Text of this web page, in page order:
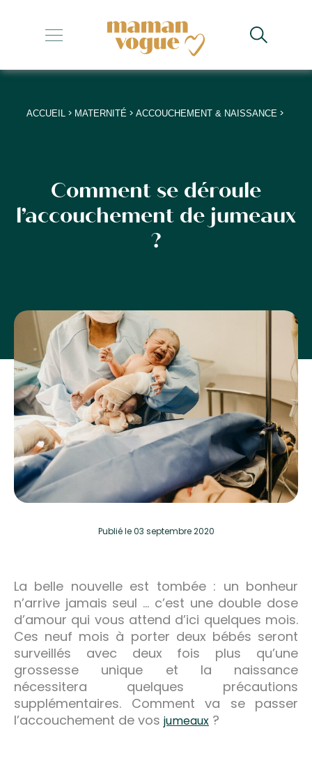
+
+
+
+
ACCUEIL> MATERNITÉ> ACCOUCHEMENT & NAISSANCE>
Comment se déroule
l’accouchement de jumeaux
?
Publiéle 03 septembre 2020
La belle nouvelle est tombée : un bonheur
n’arrive jamais seul … c’est une double dose
d’amour qui vous attend d’ici quelques mois.
Ces neuf mois à porter deux bébés seront
surveillés avec deux fois plus qu’une
grossesse unique et la naissance
nécessitera quelques précautions
supplémentaires. Comment va se passer
l’accouchement de vos jumeaux ?